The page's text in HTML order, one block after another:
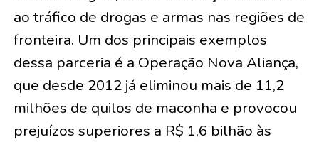
ao tráfico de drogas e armas nas regiões de
fronteira. Um dos principais exemplos
dessa parceria é a Operação Nova Aliança,
que desde 2012 já eliminou mais de 11,2
milhões de quilos de maconha e provocou
prejuízos superiores a R$ 1,6 bilhão às